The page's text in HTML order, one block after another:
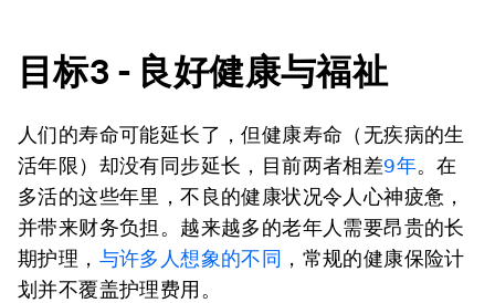
目标3 - 良好健康与福祉
人们的寿命可能延长了，但健康寿命（无疾病的生
活年限）却没有同步延长，目前两者相差9年。在
多活的这些年里，不良的健康状况令人心神疲惫，
并带来财务负担。越来越多的老年人需要昂贵的长
期护理， 与许多人想象的不同 ，常规的健康保险计
划并不覆盖护理费用。